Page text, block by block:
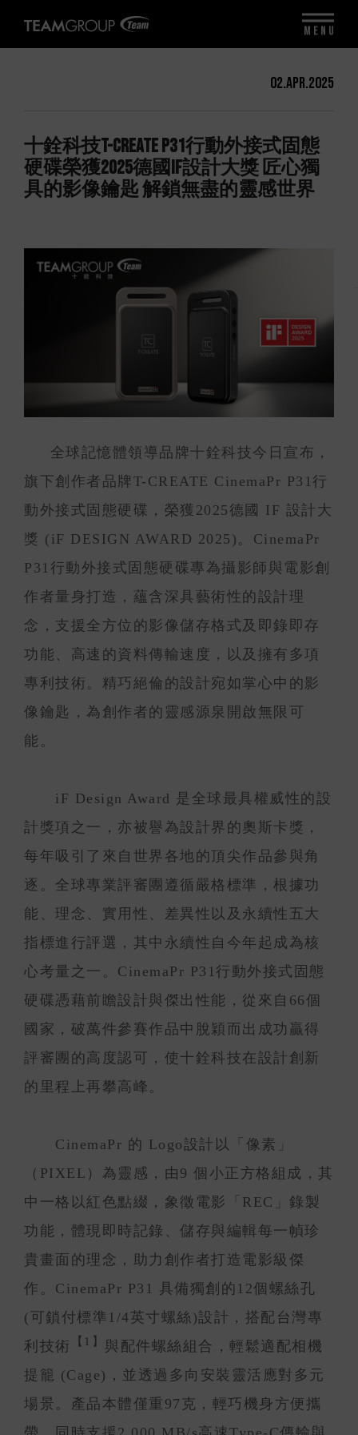
02.Apr.2025
十銓科技T-CREATE P31行動外接式固態
硬碟榮獲2025德國iF設計大獎 匠心獨
具的影像鑰匙 解鎖無盡的靈感世界
全球記憶體領導品牌十銓科技今日宣布，
旗下創作者品牌T-CREATE CinemaPr P31行
動外接式固態硬碟，榮獲2025德國 IF 設計大
獎 (iF DESIGN AWARD 2025)。CinemaPr
P31行動外接式固態硬碟專為攝影師與電影創
作者量身打造，蘊含深具藝術性的設計理
念，支援全方位的影像儲存格式及即錄即存
功能、高速的資料傳輸速度，以及擁有多項
專利技術。精巧絕倫的設計宛如掌心中的影
像鑰匙，為創作者的靈感源泉開啟無限可
能。
iF Design Award 是全球最具權威性的設
計獎項之一，亦被譽為設計界的奧斯卡獎，
每年吸引了來自世界各地的頂尖作品參與角
逐。全球專業評審團遵循嚴格標準，根據功
能、理念、實用性、差異性以及永續性五大
指標進行評選，其中永續性自今年起成為核
心考量之一。CinemaPr P31行動外接式固態
硬碟憑藉前瞻設計與傑出性能，從來自66個
國家，破萬件參賽作品中脫穎而出成功贏得
評審團的高度認可，使十銓科技在設計創新
的里程上再攀高峰。
CinemaPr 的 Logo設計以「像素」
（PIXEL）為靈感，由9 個小正方格組成，其
中一格以紅色點綴，象徵電影「REC」錄製
功能，體現即時記錄、儲存與編輯每一幀珍
貴畫面的理念，助力創作者打造電影級傑
作。CinemaPr P31 具備獨創的12個螺絲孔
(可鎖付標準1/4英寸螺絲)設計，搭配台灣專
利技術
【1】
與配件螺絲組合，輕鬆適配相機
提籠 (Cage)，並透過多向安裝靈活應對多元
場景。產品本體僅重97克，輕巧機身方便攜
MENU